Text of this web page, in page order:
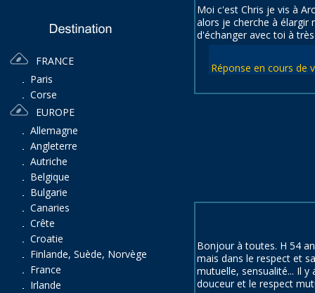
FRANCE
Paris
Corse
EUROPE
Allemagne
Angleterre
Autriche
Belgique
Bulgarie
Canaries
Crête
Croatie
Finlande, Suède, Norvège
France
Irlande
Moi c'est Chris je vis à
alors je cherche à élargir
d'échanger avec toi à
Réponse en cours de
Bonjour à toutes. H 54
mais dans le respect et
mutuelle, sensualité... Il
douceur et le respect